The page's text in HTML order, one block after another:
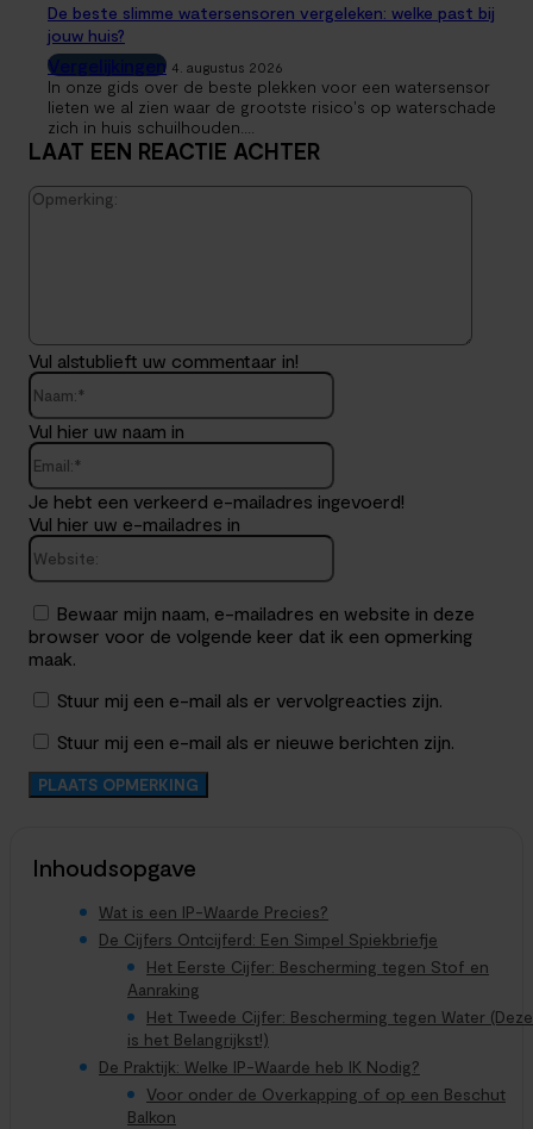
De beste slimme watersensoren vergeleken: welke past bij
jouw huis?
Vergelijkingen 4. augustus 2026
In onze gids over de beste plekken voor een watersensor
lieten we al zien waar de grootste risico's op waterschade
zich in huis schuilhouden....
LAAT EEN REACTIE ACHTER
Vul alstublieft uw commentaar in!
Naam:*
Vul hier uw naam in
Email:*
Je hebt een verkeerd e-mailadres ingevoerd!
Vul hier uw e-mailadres in
Website:
Bewaar mijn naam, e-mailadres en website in deze
browser voor de volgende keer dat ik een opmerking
maak.
Stuur mij een e-mail als er vervolgreacties zijn.
Stuur mij een e-mail als er nieuwe berichten zijn.
Inhoudsopgave
Wat is een IP-Waarde Precies?
De Cijfers Ontcijferd: Een Simpel Spiekbriefje
Het Eerste Cijfer: Bescherming tegen Stof en
Aanraking
Het Tweede Cijfer: Bescherming tegen Water (Deze
is het Belangrijkst!)
De Praktijk: Welke IP-Waarde heb IK Nodig?
Voor onder de Overkapping of op een Beschut
Balkon